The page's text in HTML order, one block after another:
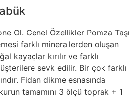
Ol. Genel Özellikler Pomza Taşı
farklı minerallerden oluşan
kayaçlar kırılır ve farklı
sevk edilir. Bir çok farklı
Fidan dikme esnasında
tamamını 3 ölçü toprak + 1